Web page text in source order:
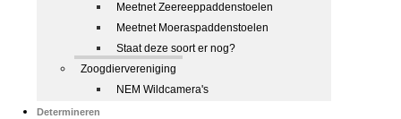
Meetnet Zeereeppaddenstoelen
Meetnet Moeraspaddenstoelen
Staat deze soort er nog?
Zoogdiervereniging
NEM Wildcamera's
Determineren